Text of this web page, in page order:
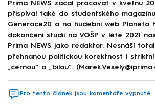
Prima NEWS začal pracovat v květnu
přispíval také do studentského
Generace20 a na hudební web Planeta
dokončení studií na VOŠP v létě 2021
Prima NEWS jako redaktor. Nesnáší
přehnanou politickou korektnost i
„černou“ a „bílou“.
Pro tento článek jsou komentáře vypnuté